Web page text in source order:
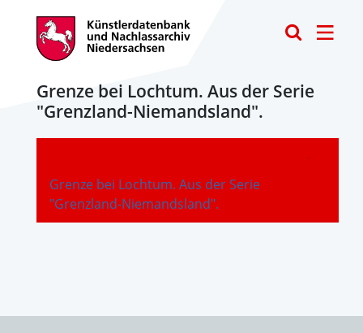
Grenze bei Lochtum. Aus der Serie
"Grenzland-Niemandsland".
Grenze bei Lochtum. Aus der Serie
"Grenzland-Niemandsland".
-